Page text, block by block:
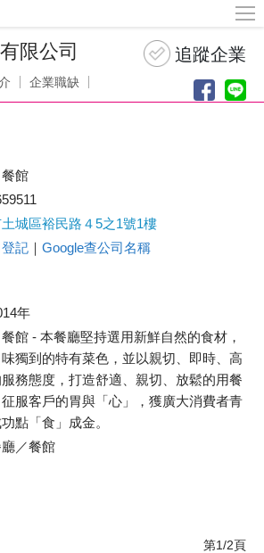
限公司
企業職缺
館
城區裕民路４5之1號1樓
記 ｜ Google查公司名稱
年
館 - 本餐廳堅持選用新鮮自然的食材，
獨到的特有菜色，並以親切、即時、高
務態度，打造舒適、親切、放鬆的用餐
服客戶的胃與「心」，獲廣大消費者青
點「食」成金。
／餐館
第1/2頁